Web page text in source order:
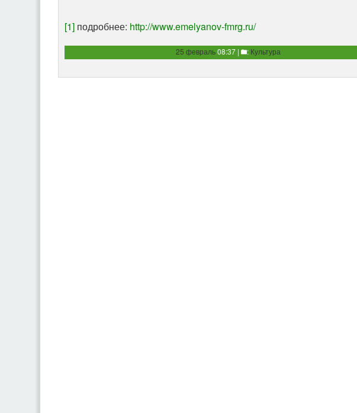
[1] подробнее: http://www.emelyanov-fmrg.ru/
25 февраль08:37 | : Культура